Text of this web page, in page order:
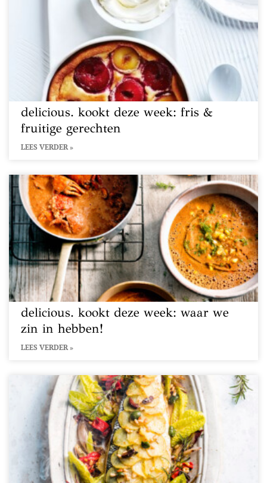
delicious. kookt deze week: fris &
fruitige gerechten
LEES VERDER »
delicious. kookt deze week: waar we
zin in hebben!
LEES VERDER »